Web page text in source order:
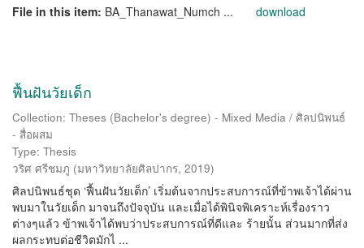
File in this item: BA_Thanawat_Numch ... download
ฟื้นฝันวัยเด็ก
Collection: Theses (Bachelor's degree) - Mixed Media / ศิลปนิพนธ์
- สื่อผสม
Type: Thesis
วริศ ศรีชมภู (มหาวิทยาลัยศิลปากร, 2019)
ศิลปนิพนธ์ชุด ‘ฟื้นฝันวัยเด็ก’ เริ่มต้นจากประสบการณ์ที่ข้าพเจ้าได้ผ่าน
พบมาในวัยเด็ก มาจนถึงปัจจุบัน และเมื่อได้พินิจพิเคราะห์เรื่องราว
ต่างๆแล้ว ข้าพเจ้าได้พบว่าประสบการณ์ที่ดีและ ร้ายนั้น ส่วนมากที่ส่ง
ผลกระทบต่อชีวิตมักไ ...